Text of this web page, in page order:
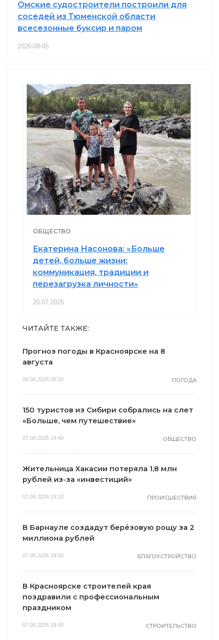
Омские судостроители построили для
соседей из Тюменской области
всесезонные буксир и паром
2026-08-05
ОБЩЕСТВО
Екатерина Насонова: «Больше
детей, больше жизни:
коммуникация, традиции и
перезагрузка личности»
20.07.2026
ЧИТАЙТЕ ТАКЖЕ:
Прогноз погоды в Красноярске на 8
августа
08.08.2026 06:00 ПОГОДА
150 туристов из Сибири собрались на слет
«Больше, чем путешествие»
07.08.2026 19:40 ОБЩЕСТВО
Жительница Хакасии потеряла 1,8 млн
рублей из-за «инвестиций»
07.08.2026 19:10 ПРОИСШЕСТВИЯ
В Барнауле создадут берёзовую рощу за 2
миллиона рублей
07.08.2026 19:00 БЛАГОУСТРОЙСТВО
В Красноярске строителей края
поздравили с профессиональным
праздником
07.08.2026 18:40 СТРОИТЕЛЬСТВО